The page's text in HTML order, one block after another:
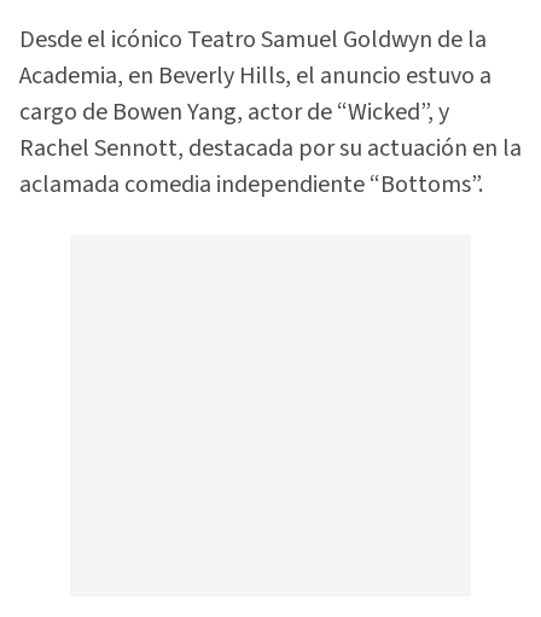
Desde el icónico Teatro Samuel Goldwyn de la
Academia, en Beverly Hills, el anuncio estuvo a
cargo de Bowen Yang, actor de “Wicked”, y
Rachel Sennott, destacada por su actuación en la
aclamada comedia independiente “Bottoms”.